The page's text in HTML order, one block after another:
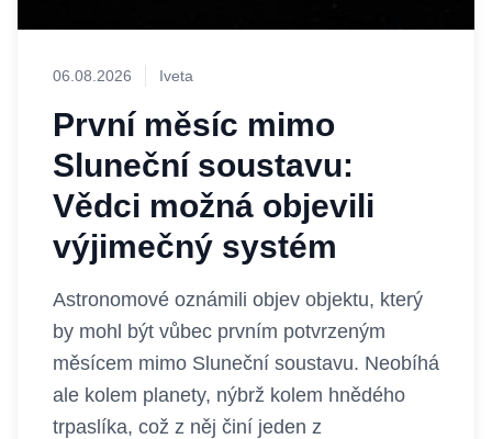
06.08.2026 Iveta
První měsíc mimo
Sluneční soustavu:
Vědci možná objevili
výjimečný systém
Astronomové oznámili objev objektu, který
by mohl být vůbec prvním potvrzeným
měsícem mimo Sluneční soustavu. Neobíhá
ale kolem planety, nýbrž kolem hnědého
trpaslíka, což z něj činí jeden z